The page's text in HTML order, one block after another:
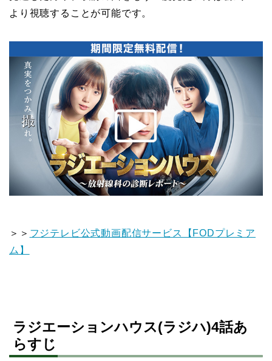
より視聴することが可能です。
＞＞ フジテレビ公式動画配信サービス【FODプレミア
ム】
ラジエーションハウス(ラジハ)4話あ
らすじ